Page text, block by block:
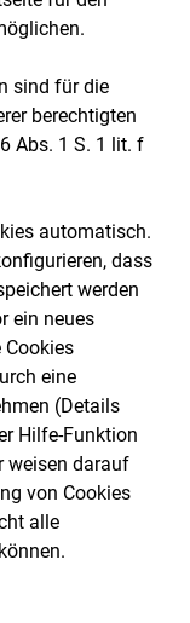
sind für die
berechtigten
Abs. 1 S. 1 lit. f
automatisch.
dass
werden
ein neues
Cookies
eine
(Details
Hilfe-Funktion
weisen darauf
von Cookies
alle